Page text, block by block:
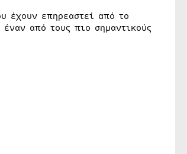
έχουν επηρεαστεί από το
από τους πιο σημαντικούς